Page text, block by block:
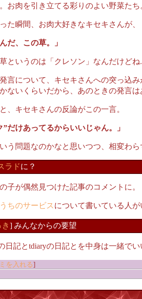
お肉を引き立てる彩りのよい野菜たち
た瞬間、お肉大好きなキセキさんが、
んだ、この草。」
というのは「クレソン」なんだけどね
言について、キセキさんへの突っ込
ないくらいだから、あのときの発言
、キセキさんの反論がこの一言。
”だけあってるからいいじゃん。」
う問題なのかなと思いつつ、相変わら
ラドに？
子が偶然見つけた記事のコメントに。
うちのサービス について書いている人
き] みんなからの要望
日記とtdiaryの日記とを中身は一緒で
を入れる]